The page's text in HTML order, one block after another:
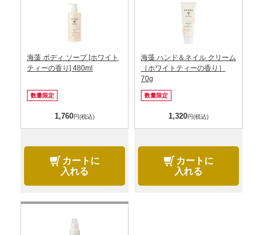
海藻 ボディ ソープ [ホワイト
ティーの香り] 480ml
数量限定
1,760円(税込)
カートに
入れる
海藻 ハンド＆ネイル クリーム
［ホワイトティーの香り］
70g
数量限定
1,320円(税込)
カートに
入れる